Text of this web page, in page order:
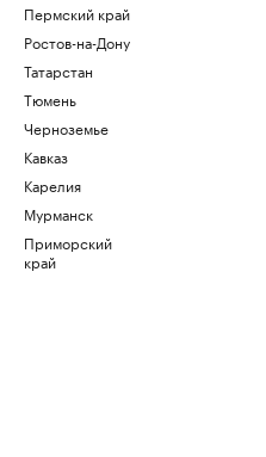
Пермский край
Ростов-на-Дону
Татарстан
Тюмень
Черноземье
Кавказ
Карелия
Мурманск
Приморский
край